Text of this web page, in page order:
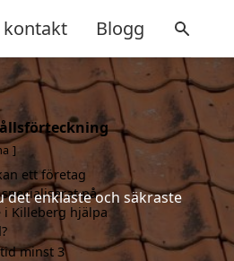
Blogg
enklaste och säkraste
ett företag
på
i Killeberg hjälpa
minst 3